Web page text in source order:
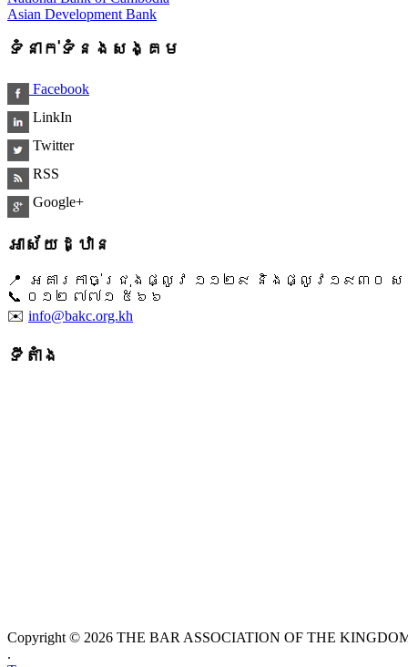
Asian Development Bank
ទំនាក់ទំនងសង្គម
Facebook
LinkIn
Twitter
RSS
Google+
អាស័យដ្ឋាន
📍 អគារកាច់ជ្រុងផ្លូវ ១១២៩ និងផ្លូវ១៩៣០ ស
📞 ​០១២ ៧៧១ ៥៦៦
✉️ info@bakc.org.kh
ទីតាំង
Copyright © 2026 THE BAR ASSOCIATION OF THE
.